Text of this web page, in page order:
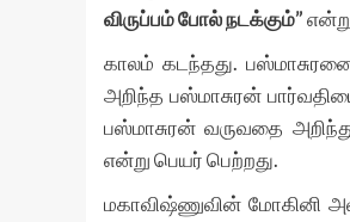
விருப்பம் போல்நடக்கும்”
காலம் கடந்தது.
அறிந்த பஸ்மாசுரன்
பஸ்மாசுரன் வருவதை
என்று பெயர் பெற்றது.
மகாவிஷ்ணுவின் மோகினி